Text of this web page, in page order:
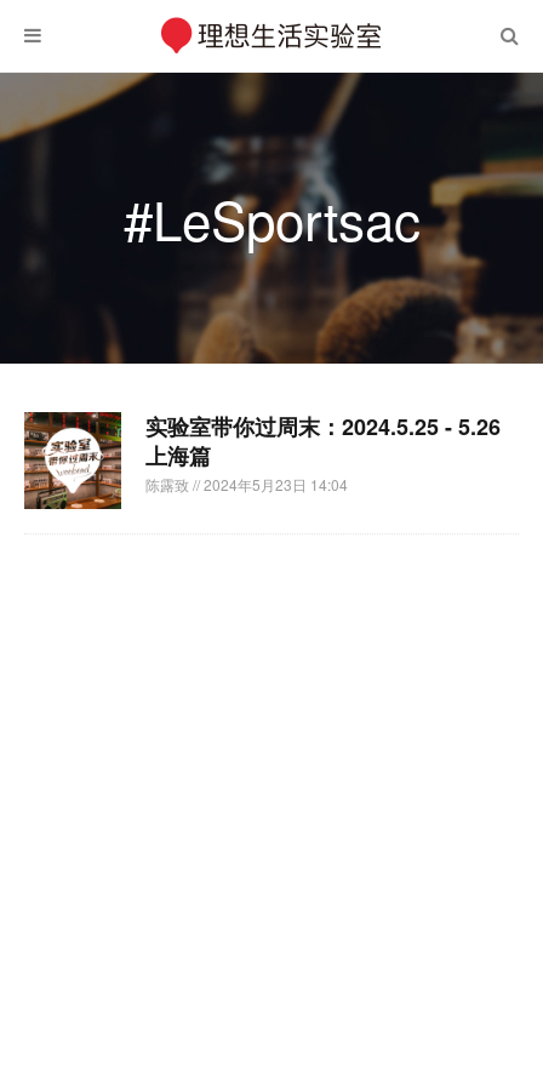
#LeSportsac
实验室带你过周末：2024.5.25 - 5.26
上海篇
陈露致// 2024年5月23日 14:04